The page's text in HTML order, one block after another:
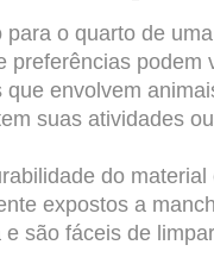
o quarto de
preferências
envolvem
suas atividades
do
expostos a
são fáceis de